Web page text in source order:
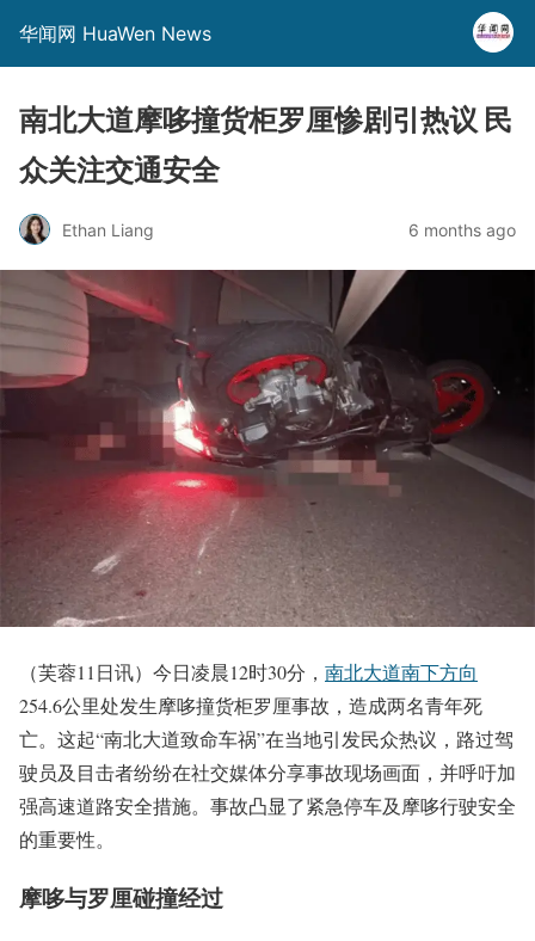
华闻网 HuaWen News
南北大道摩哆撞货柜罗厘惨剧引热议 民
众关注交通安全
Ethan Liang 6 months ago
（芙蓉11日讯）今日凌晨12时30分， 南北大道南下方向
254.6公里处发生摩哆撞货柜罗厘事故，造成两名青年死
亡。这起“南北大道致命车祸”在当地引发民众热议，路过驾
驶员及目击者纷纷在社交媒体分享事故现场画面，并呼吁加
强高速道路安全措施。事故凸显了紧急停车及摩哆行驶安全
的重要性。
摩哆与罗厘碰撞经过